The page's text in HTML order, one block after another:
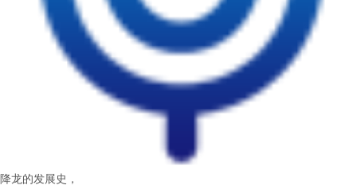
降龙的发展史，